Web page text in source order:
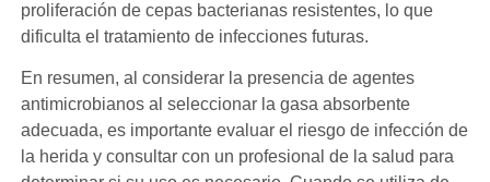
proliferación de cepas bacterianas resistentes, lo que
dificulta el tratamiento de infecciones futuras.
En resumen, al considerar la presencia de agentes
antimicrobianos al seleccionar la gasa absorbente
adecuada, es importante evaluar el riesgo de infección de
la herida y consultar con un profesional de la salud para